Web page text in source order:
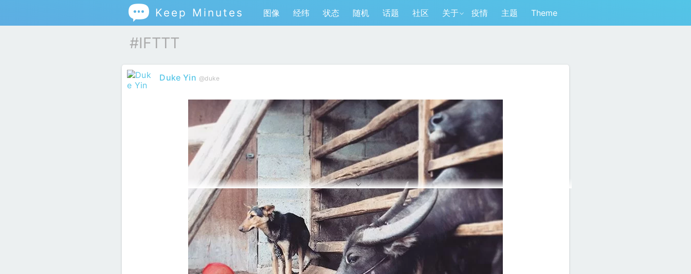
 Keep Minutes 图像 经纬 状态 随机 话题 社区 关于 疫情 主题 Theme
#IFTTT
Duke Yin @duke